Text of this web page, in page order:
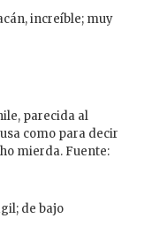
increíble; muy
parecida al
como para decir
mierda. Fuente:
de bajo